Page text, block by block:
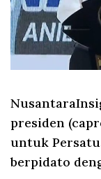
presiden
untuk
berpidato